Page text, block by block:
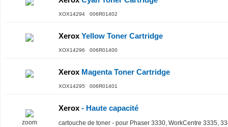
XOX14294 006R01402
Xerox Yellow Toner Cartridge
XOX14296 006R01400
Xerox Magenta Toner Cartridge
XOX14295 006R01401
zoom
Xerox - Haute capacité
cartouche de toner - pour Phaser 3330, WorkCentre 3335,